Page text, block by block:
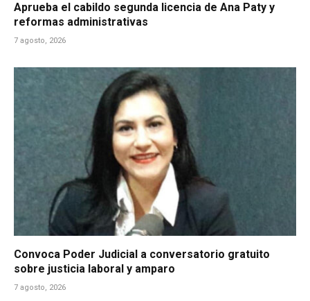
Aprueba el cabildo segunda licencia de Ana Paty y
reformas administrativas
7 agosto, 2026
Convoca Poder Judicial a conversatorio gratuito
sobre justicia laboral y amparo
7 agosto, 2026